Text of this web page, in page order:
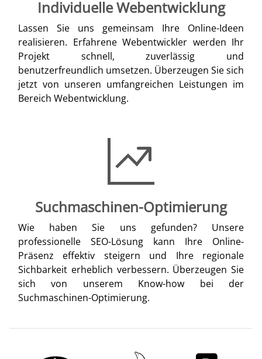
Individuelle Webentwicklung
Lassen Sie uns gemeinsam Ihre Online-Ideen
realisieren. Erfahrene Webentwickler werden Ihr
Projekt schnell, zuverlässig und
benutzerfreundlich umsetzen. Überzeugen Sie sich
jetzt von unseren umfangreichen Leistungen im
Bereich Webentwicklung.
Suchmaschinen-Optimierung
Wie haben Sie uns gefunden? Unsere
professionelle SEO-Lösung kann Ihre Online-
Präsenz effektiv steigern und Ihre regionale
Sichbarkeit erheblich verbessern. Überzeugen Sie
sich von unserem Know-how bei der
Suchmaschinen-Optimierung.